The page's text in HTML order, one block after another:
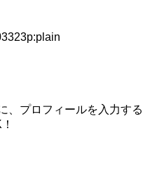
、プロフィールを入力する